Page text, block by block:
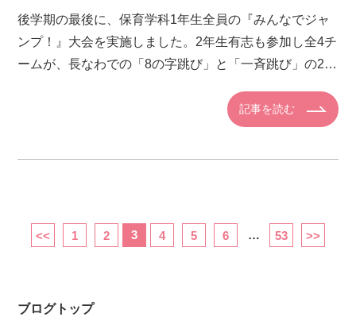
後学期の最後に、保育学科1年生全員の『みんなでジャ
ンプ！』大会を実施しました。2年生有志も参加し全4チ
ームが、長なわでの「8の字跳び」と「一斉跳び」の2種
記事を読む
<< 1 2 3 4 5 6 … 53 >>
ブログトップ